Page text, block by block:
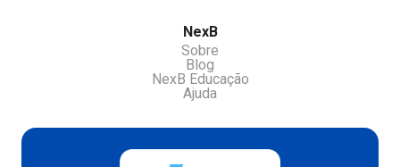
NexB
Sobre
Blog
NexB Educação
Ajuda